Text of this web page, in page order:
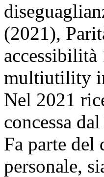
(2021),
multiutility
Nel 2021
concessa
Fa parte
personale,